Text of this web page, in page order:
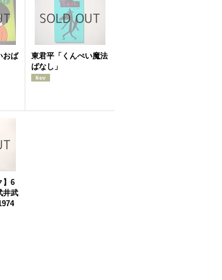
おば
東君平「くんぺい魔法
ばなし」
】6
井武